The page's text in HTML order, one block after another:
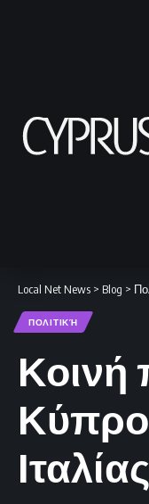
Local Net News > Blog >
ΠΟΛΙΤΙΚΉ
Κοινή